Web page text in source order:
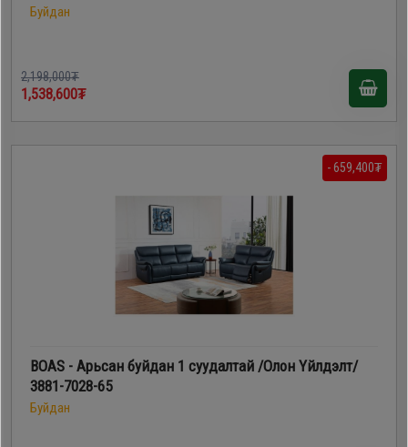
Буйдан
2,198,000₮
1,538,600₮
- 659,400₮
BOAS - Арьсан буйдан 1 суудалтай /Олон Үйлдэлт/
3881-7028-65
Буйдан